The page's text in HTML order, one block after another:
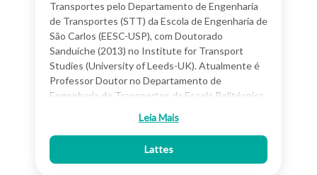
a promoção da igualdade de gênero nas
Engenharias como Conversa entre Meninas e
Engenheiras e o programa Futuras Cientistas.
Esposa (desde de 2004), mãe de uma linda
menina (nascida em 2008) e encantada por uma
Transportes pelo Departamento de Engenharia
de Transportes (STT) da Escola de Engenharia de
São Carlos (EESC-USP), com Doutorado
Sanduíche (2013) no Institute for Transport
Studies (University of Leeds-UK). Atualmente é
Professor Doutor no Departamento de
Engenharia de Transportes da Escola Politécnica
ensino e pesquisa na área de transporte urbano
com enfoque em comportamento de viagens,
modelagem da mobilidade urbana e eventos
Leia Mais
Lattes